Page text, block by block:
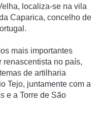
localiza-se na vila
Caparica, concelho de
mais importantes
renascentista no paí­s,
de artilharia
Tejo, juntamente com a
e a Torre de São